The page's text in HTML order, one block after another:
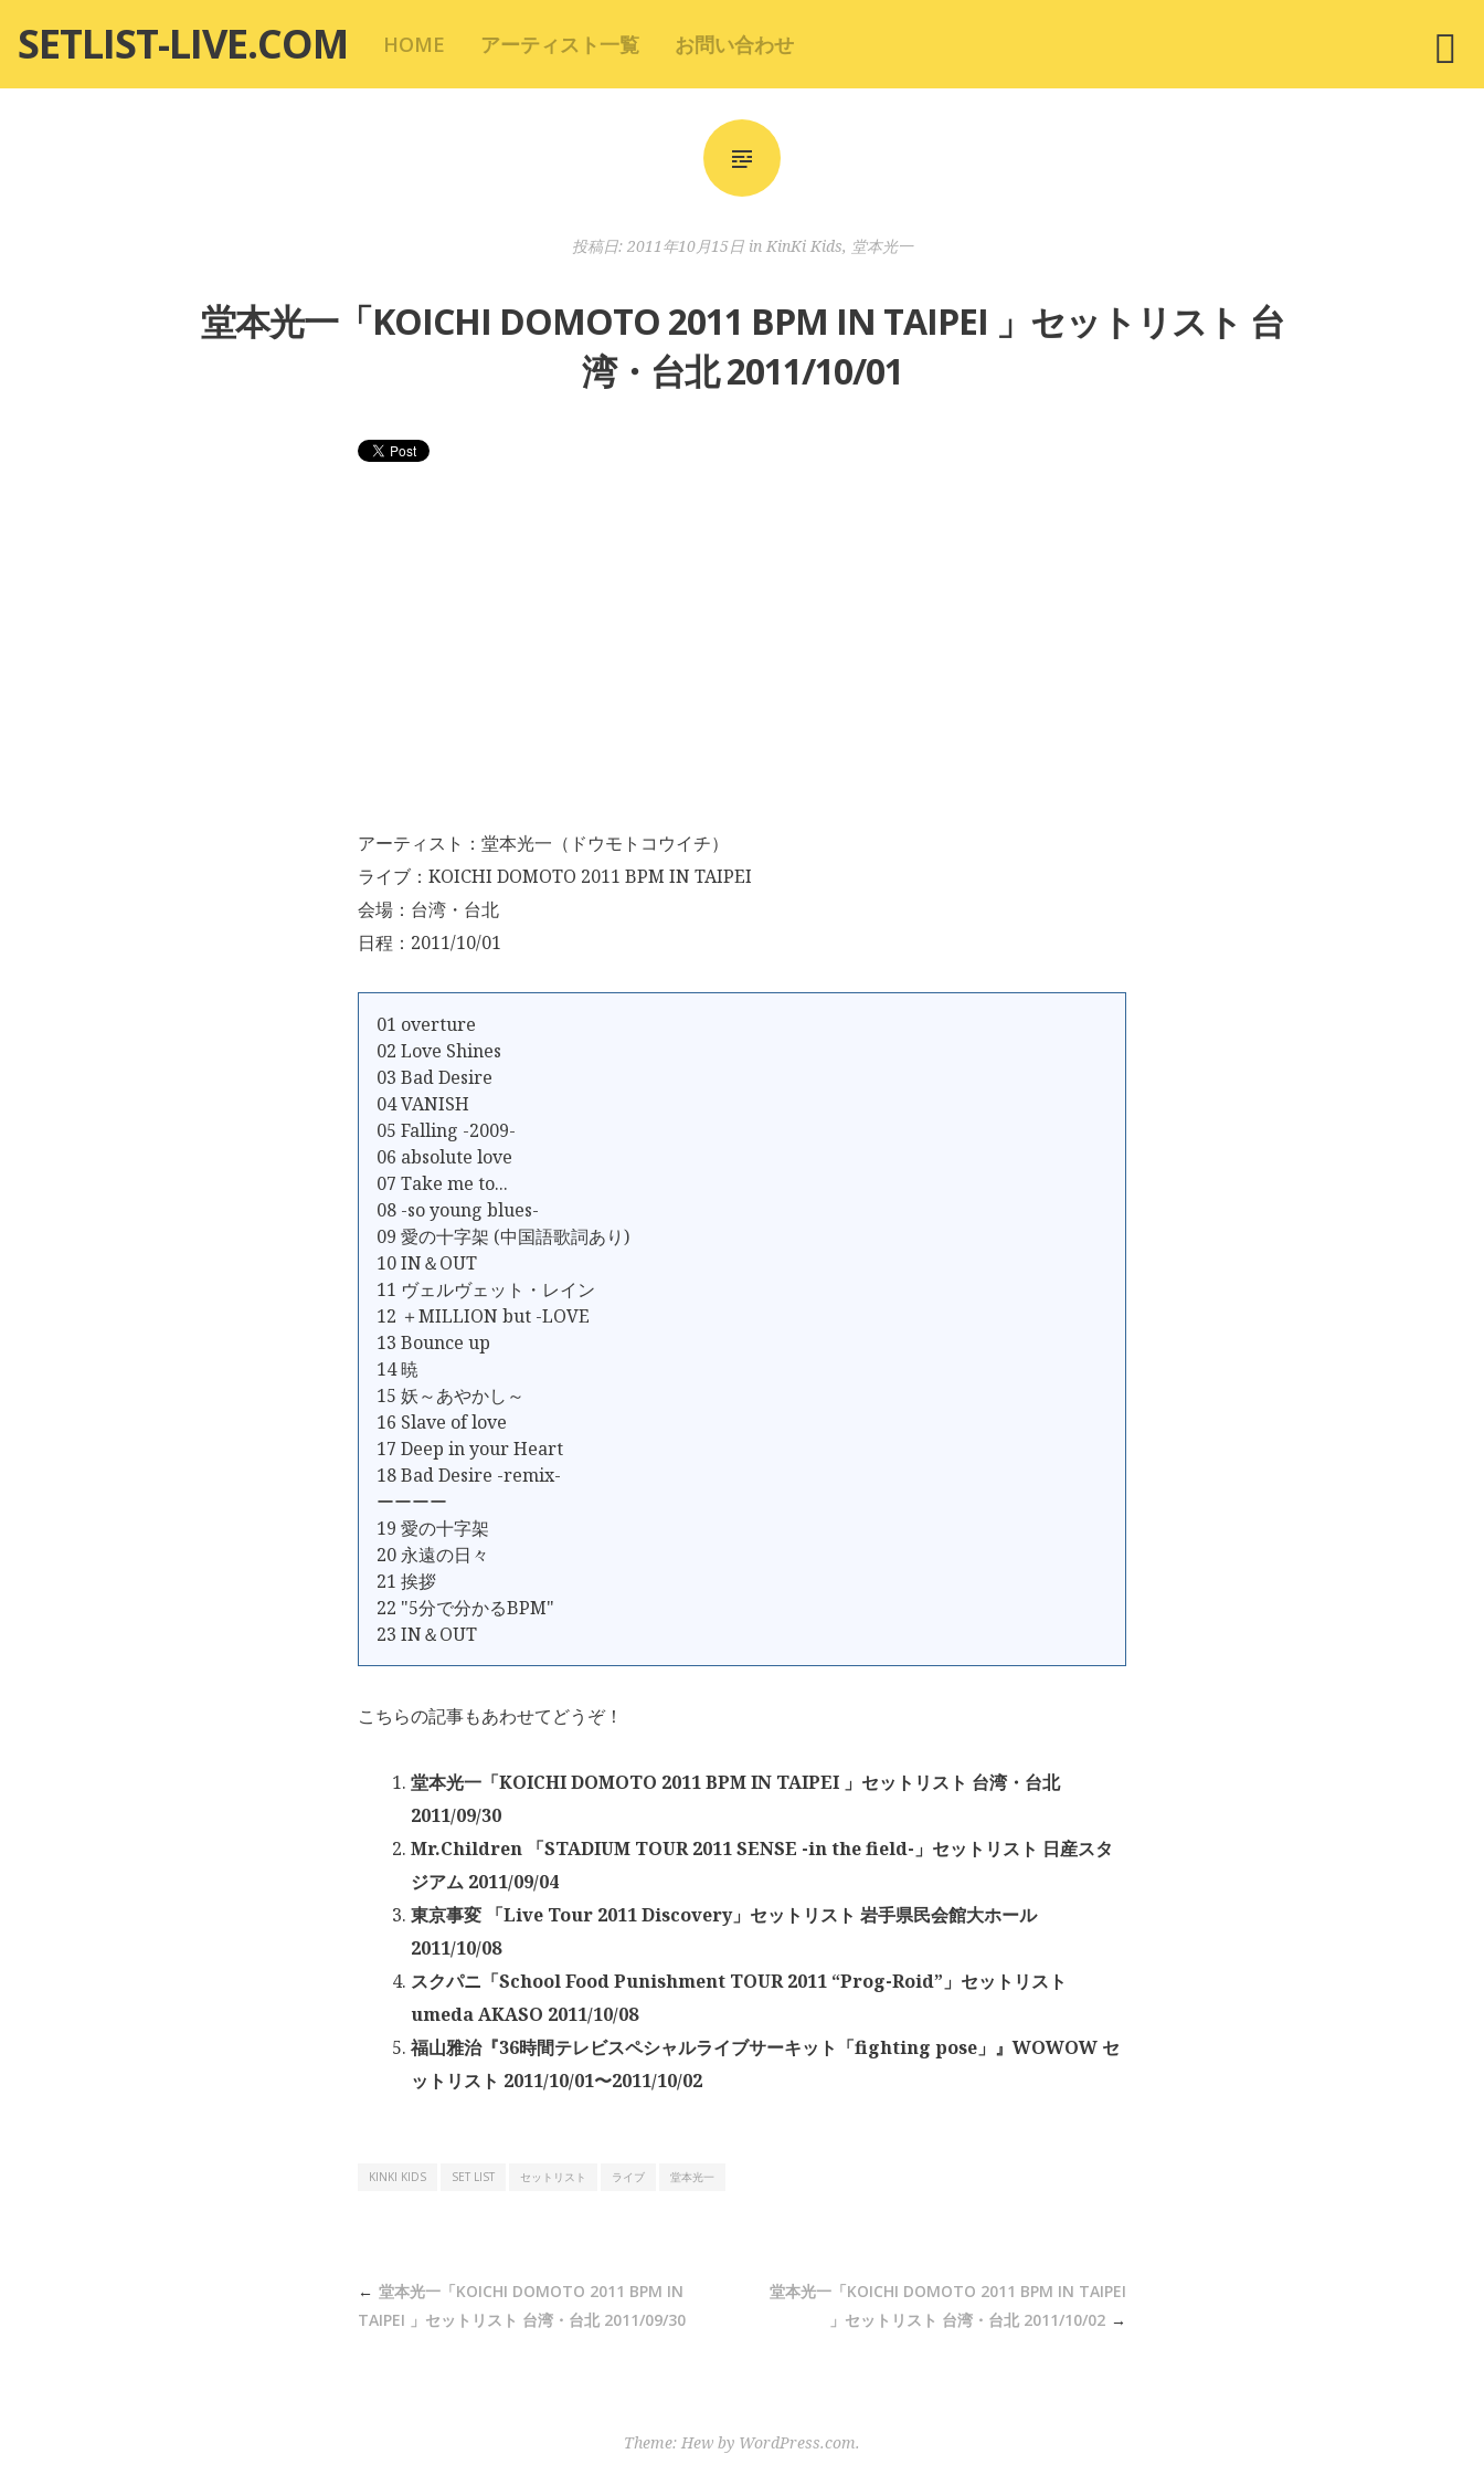
テ
SETLIST-LIVE.COM HOME アーティスト一覧 お問い合わせ
投稿日: 2011年10月15日in KinKi Kids, 堂本光一
堂本光一「KOICHI DOMOTO 2011 BPM IN TAIPEI 」セットリスト 台
湾・台北 2011/10/01
アーティスト：堂本光一（ドウモトコウイチ）
ライブ：KOICHI DOMOTO 2011 BPM IN TAIPEI
会場：台湾・台北
日程：2011/10/01
01 overture
02 Love Shines
03 Bad Desire
04 VANISH
05 Falling -2009-
06 absolute love
07 Take me to...
08 -so young blues-
09 愛の十字架 (中国語歌詞あり)
10 IN＆OUT
11 ヴェルヴェット・レイン
12 ＋MILLION but -LOVE
13 Bounce up
14 暁
15 妖～あやかし～
16 Slave of love
17 Deep in your Heart
18 Bad Desire -remix-
ーーーー
19 愛の十字架
20 永遠の日々
21 挨拶
22 "5分で分かるBPM"
23 IN＆OUT
こちらの記事もあわせてどうぞ！
堂本光一「KOICHI DOMOTO 2011 BPM IN TAIPEI 」セットリスト 台湾・台北
2011/09/30
Mr.Children 「STADIUM TOUR 2011 SENSE -in the field-」セットリスト 日産スタ
ジアム 2011/09/04
東京事変 「Live Tour 2011 Discovery」セットリスト 岩手県民会館大ホール
2011/10/08
スクパニ「School Food Punishment TOUR 2011 “Prog-Roid”」セットリスト
umeda AKASO 2011/10/08
福山雅治『36時間テレビスペシャルライブサーキット「fighting pose」』WOWOW セ
ットリスト 2011/10/01〜2011/10/02
KINKI KIDS SET LIST セットリスト ライブ 堂本光一
堂本光一「KOICHI DOMOTO 2011 BPM IN
TAIPEI 」セットリスト 台湾・台北 2011/09/30
堂本光一「KOICHI DOMOTO 2011 BPM IN TAIPEI
」セットリスト 台湾・台北 2011/10/02
Theme: Hew by WordPress.com.